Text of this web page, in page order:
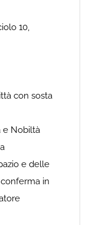
10,
con sosta
e Nobiltà
e delle
in